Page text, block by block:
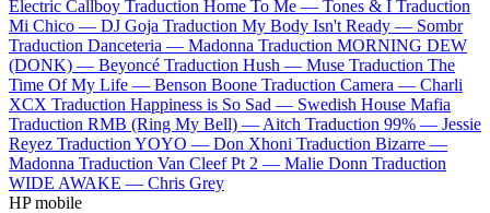
Electric Callboy Traduction Home To Me — Tones & I Traduction
Mi Chico — DJ Goja Traduction My Body Isn't Ready — Sombr
Traduction Danceteria — Madonna Traduction MORNING DEW
(DONK) — Beyoncé Traduction Hush — Muse Traduction The
Time Of My Life — Benson Boone Traduction Camera — Charli
XCX Traduction Happiness is So Sad — Swedish House Mafia
Traduction RMB (Ring My Bell) — Aitch Traduction 99% — Jessie
Reyez Traduction YOYO — Don Xhoni Traduction Bizarre —
Madonna Traduction Van Cleef Pt 2 — Malie Donn Traduction
WIDE AWAKE — Chris Grey
HP mobile